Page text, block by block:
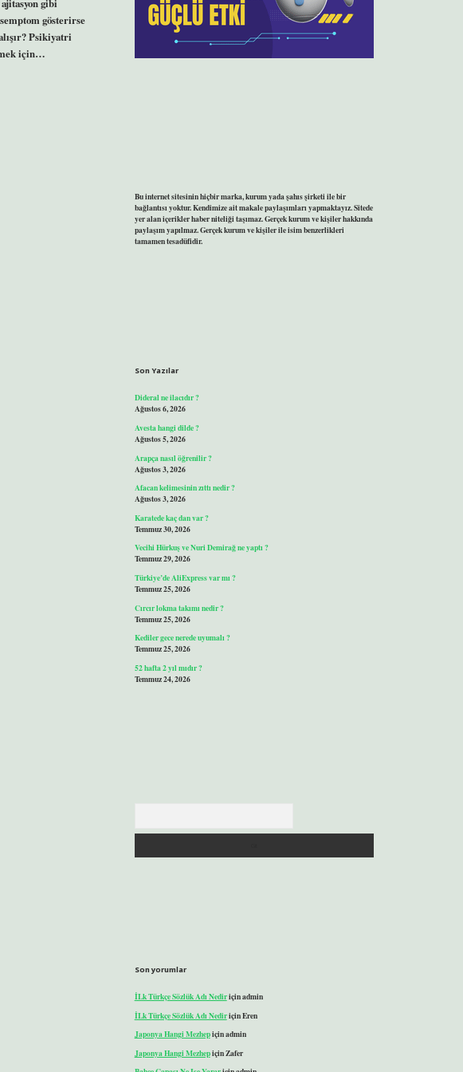
gösterirse
Psikiyatri
için…
Bu internet sitesinin hiçbir marka, kurum yada şahıs şirketi ile bir
bağlantısı yoktur. Kendimize ait makale paylaşımları yapmaktayız. Sitede
yer alan içerikler haber niteliği taşımaz. Gerçek kurum ve kişiler hakkında
paylaşım yapılmaz. Gerçek kurum ve kişiler ile isim benzerlikleri
tamamen tesadüfidir.
Son Yazılar
Dideral ne ilacıdır ?
Ağustos 6, 2026
Avesta hangi dilde ?
Ağustos 5, 2026
Arapça nasıl öğrenilir ?
Ağustos 3, 2026
Afacan kelimesinin zıttı nedir ?
Ağustos 3, 2026
Karatede kaç dan var ?
Temmuz 30, 2026
Vecihi Hürkuş ve Nuri Demirağ ne yaptı ?
Temmuz 29, 2026
Türkiye’de AliExpress var mı ?
Temmuz 25, 2026
Cırcır lokma takımı nedir ?
Temmuz 25, 2026
Kediler gece nerede uyumalı ?
Temmuz 25, 2026
52 hafta 2 yıl mıdır ?
Temmuz 24, 2026
Son yorumlar
İLk Türkçe Sözlük Adı Nediriçinadmin
İLk Türkçe Sözlük Adı NediriçinEren
Japonya Hangi Mezhepiçinadmin
Japonya Hangi MezhepiçinZafer